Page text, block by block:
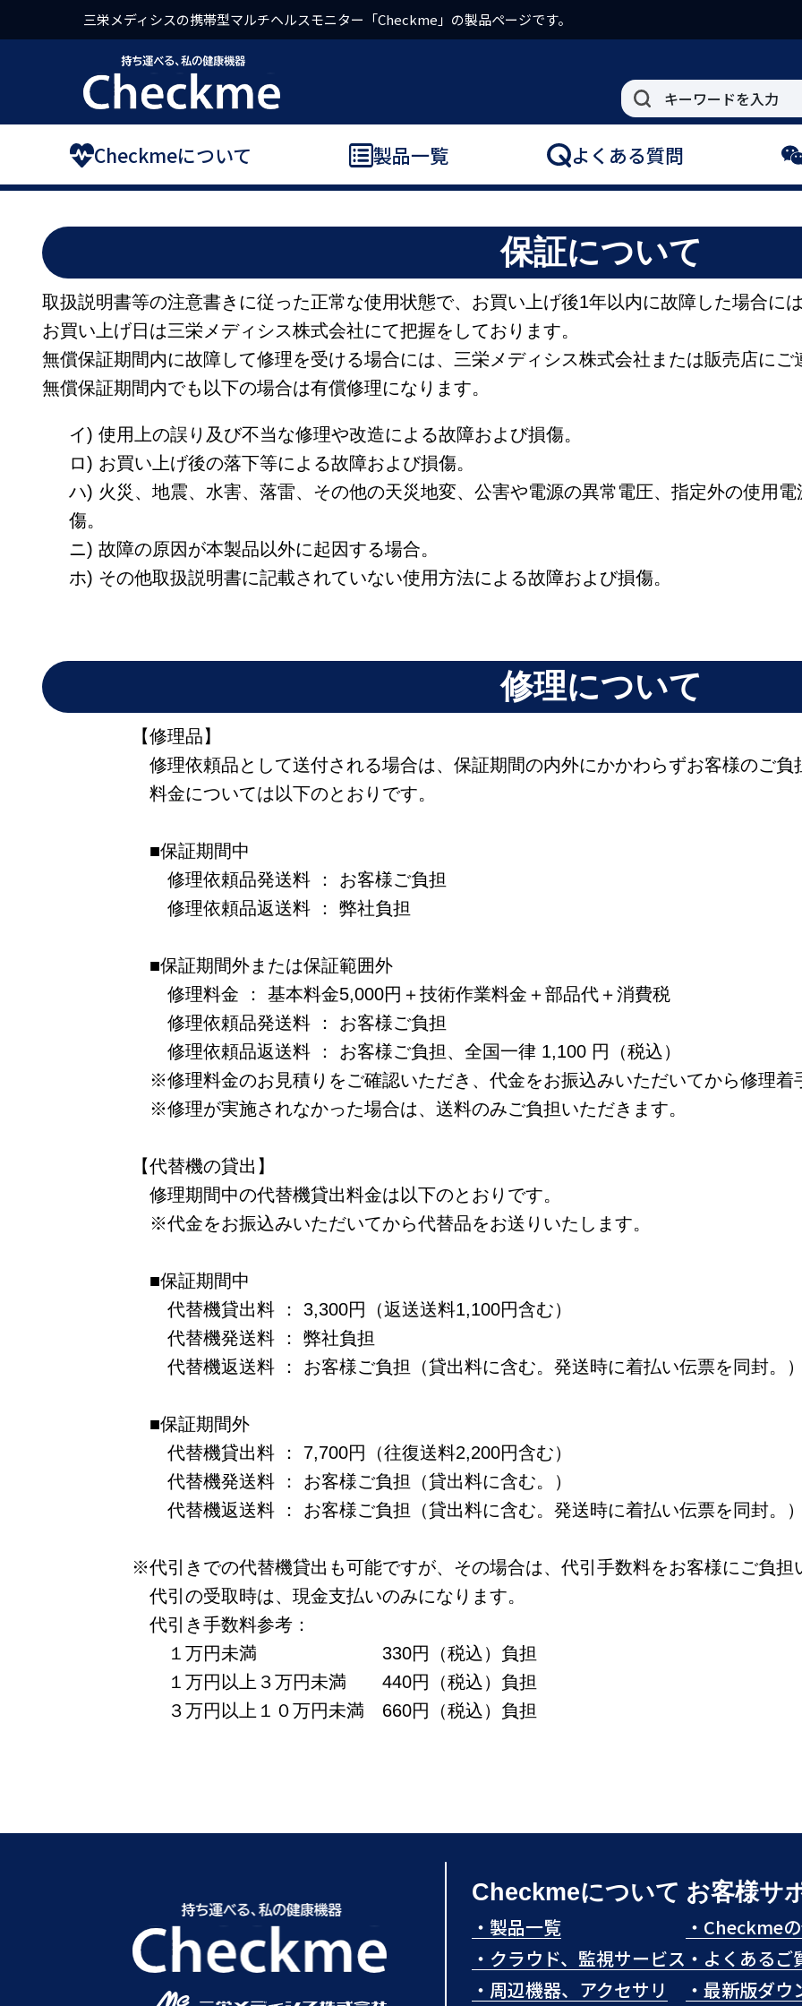
三栄メディシスの携帯型マルチヘルスモニター「Checkme」の製品ページです。
Checkmeについて 製品一覧 よくある質問
保証について
取扱説明書等の注意書きに従った正常な使用状態で、お買い上げ後1年以内に故障した場合に
お買い上げ日は三栄メディシス株式会社にて把握をしております。
無償保証期間内に故障して修理を受ける場合には、三栄メディシス株式会社または販売店にご
無償保証期間内でも以下の場合は有償修理になります。
イ) 使用上の誤り及び不当な修理や改造による故障および損傷。
ロ) お買い上げ後の落下等による故障および損傷。
ハ) 火災、地震、水害、落雷、その他の天災地変、公害や電源の異常電圧、指定外の使用
傷。
ニ) 故障の原因が本製品以外に起因する場合。
ホ) その他取扱説明書に記載されていない使用方法による故障および損傷。
修理について
【修理品】
修理依頼品として送付される場合は、保証期間の内外にかかわらずお客様のご負
料金については以下のとおりです。
■保証期間中
修理依頼品発送料 ： お客様ご負担
修理依頼品返送料 ： 弊社負担
■保証期間外または保証範囲外
修理料金 ： 基本料金5,000円＋技術作業料金＋部品代＋消費税
修理依頼品発送料 ： お客様ご負担
修理依頼品返送料 ： お客様ご負担、全国一律 1,100 円（税込）
※修理料金のお見積りをご確認いただき、代金をお振込みいただいてから修理着
※修理が実施されなかった場合は、送料のみご負担いただきます。
【代替機の貸出】
修理期間中の代替機貸出料金は以下のとおりです。
※代金をお振込みいただいてから代替品をお送りいたします。
■保証期間中
代替機貸出料 ： 3,300円（返送送料1,100円含む）
代替機発送料 ： 弊社負担
代替機返送料 ： お客様ご負担（貸出料に含む。発送時に着払い伝票を同封。）
■保証期間外
代替機貸出料 ： 7,700円（往復送料2,200円含む）
代替機発送料 ： お客様ご負担（貸出料に含む。）
代替機返送料 ： お客様ご負担（貸出料に含む。発送時に着払い伝票を同封。）
※代引きでの代替機貸出も可能ですが、その場合は、代引手数料をお客様にご負担
代引の受取時は、現金支払いのみになります。
代引き手数料参考：
１万円未満 330円（税込）負担
１万円以上３万円未満 440円（税込）負担
３万円以上１０万円未満 660円（税込）負担
Checkmeについて
・ 製品一覧
・ クラウド、監視サービス
・ 周辺機器、アクセサリ
お客様サ
・ Checkmeの
・ よくあるご
・ 最新版ダウ